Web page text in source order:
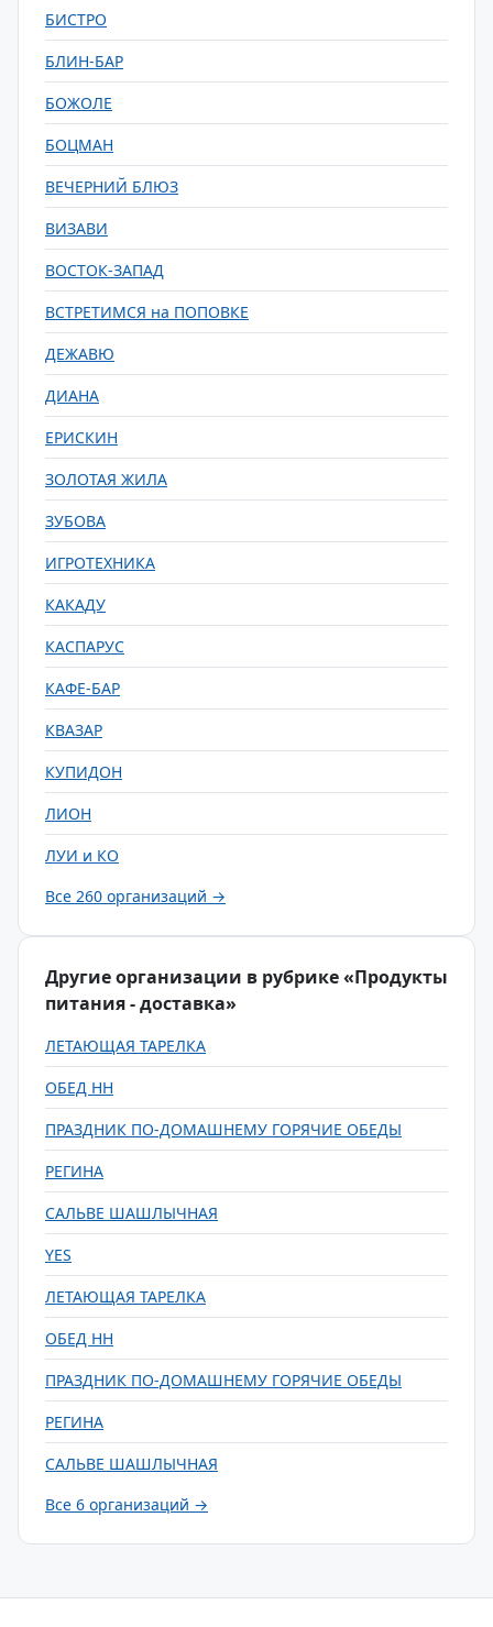
БИСТРО
БЛИН-БАР
БОЖОЛЕ
БОЦМАН
ВЕЧЕРНИЙ БЛЮЗ
ВИЗАВИ
ВОСТОК-ЗАПАД
ВСТРЕТИМСЯ на ПОПОВКЕ
ДЕЖАВЮ
ДИАНА
ЕРИСКИН
ЗОЛОТАЯ ЖИЛА
ЗУБОВА
ИГРОТЕХНИКА
КАКАДУ
КАСПАРУС
КАФЕ-БАР
КВАЗАР
КУПИДОН
ЛИОН
ЛУИ и КО
Все 260 организаций →
Другие организации в рубрике «Продукты
питания - доставка»
ЛЕТАЮЩАЯ ТАРЕЛКА
ОБЕД НН
ПРАЗДНИК ПО-ДОМАШНЕМУ ГОРЯЧИЕ ОБЕДЫ
РЕГИНА
САЛЬВЕ ШАШЛЫЧНАЯ
YES
ЛЕТАЮЩАЯ ТАРЕЛКА
ОБЕД НН
ПРАЗДНИК ПО-ДОМАШНЕМУ ГОРЯЧИЕ ОБЕДЫ
РЕГИНА
САЛЬВЕ ШАШЛЫЧНАЯ
Все 6 организаций →